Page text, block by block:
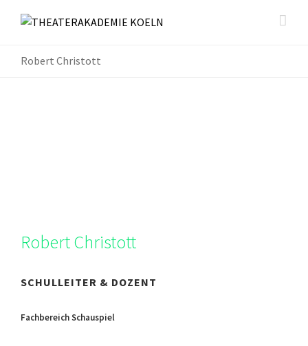
Robert Christott
Robert Christott
SCHULLEITER & DOZENT
Fachbereich Schauspiel